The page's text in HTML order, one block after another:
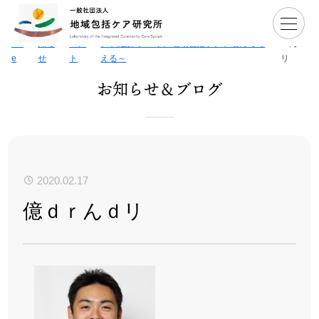
H
e
>
お
せ
>
イ
ト
>
【みらい塾イベント開催】3/20地域包括ケ
える～
>
億ｄ
リ
お知らせ＆ブログ
2020.02.17
億ｄｒんｄリ